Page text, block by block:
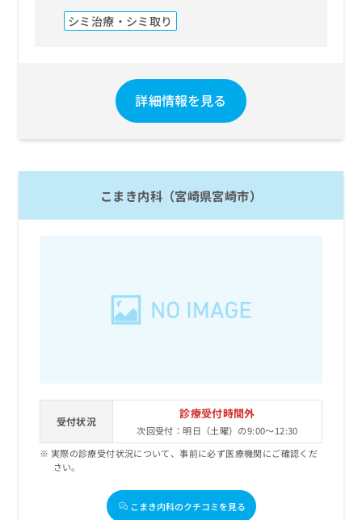
シミ治療・シミ取り
詳細情報を見る
こまき内科（宮崎県宮崎市）
受付状況
診療受付時間外
次回受付：明日（土曜）の9:00～12:30
実際の診療受付状況について、事前に必ず医療機関にご確認くだ
さい。
こまき内科のクチコミを見る